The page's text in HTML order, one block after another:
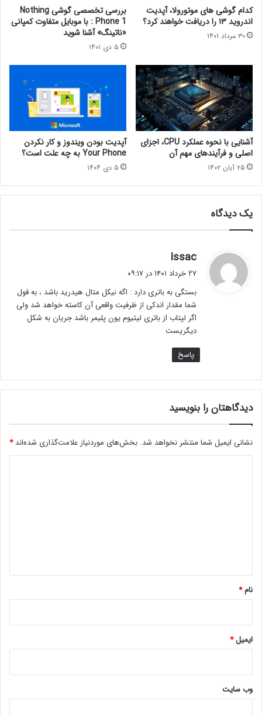
کدام گوشی های موتورولا، آپدیت
اندروید ۱۳ را دریافت خواهند کرد؟
۳۰ مرداد ۱۴۰۱
بررسی تخصصی گوشی Nothing
Phone 1 : با موبایل متفاوت کمپانی
«ناتینگ» آشنا شوید
۵ دی ۱۴۰۱
آشنایی با نحوه عملکرد CPU، اجزای
اصلی و فرآیندهای مهم آن
۲۵ آبان ۱۴۰۲
آپدیت بودن ویندوز و کار نکردن
Your Phone به چه علت است؟
۵ دی ۱۴۰۴
یک دیدگاه
Issac
:
۲۷ خرداد ۱۴۰۱ در ۰۹:۱۷
بستگی به باتری دارد : اگه نیکل متال هیدرید باشد ، به قول
شما مقدار اندکی از ظرفیت واقعی آن کاسته خواهد شد ولی
اگر لپتاب از باتری لیتیوم یون پلیمر باشد جریان به شکل
دیگریست
پاسخ
دیدگاهتان را بنویسید
نشانی ایمیل شما منتشر نخواهد شد. بخش‌های موردنیاز علامت‌گذاری شده‌اند*
نام*
ایمیل*
وب‌ سایت